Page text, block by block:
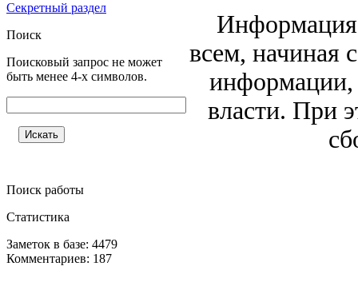
Секретный раздел
Поиск
Поисковый запрос не может
быть менее 4-х символов.
Поиск работы
Статистика
Заметок в базе: 4479
Комментариев: 187
Информация
всем, начиная
информации,
власти. При